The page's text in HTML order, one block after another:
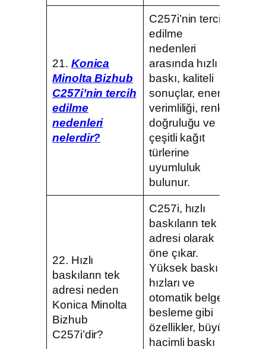
21. Konica
Minolta Bizhub
C257i’nin tercih
edilme
nedenleri
nelerdir?
C257i’nin tercih
edilme
nedenleri
arasında hızlı
baskı, kaliteli
sonuçlar, enerji
verimliliği, renk
doğruluğu ve
çeşitli kağıt
türlerine
uyumluluk
bulunur.
22. Hızlı
baskıların tek
adresi neden
Konica Minolta
Bizhub
C257i’dir?
C257i, hızlı
baskıların tek
adresi olarak
öne çıkar.
Yüksek baskı
hızları ve
otomatik belge
besleme gibi
özellikler, büyük
hacimli baskı